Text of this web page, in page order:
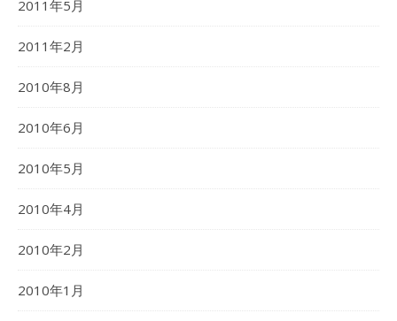
2011年5月
2011年2月
2010年8月
2010年6月
2010年5月
2010年4月
2010年2月
2010年1月